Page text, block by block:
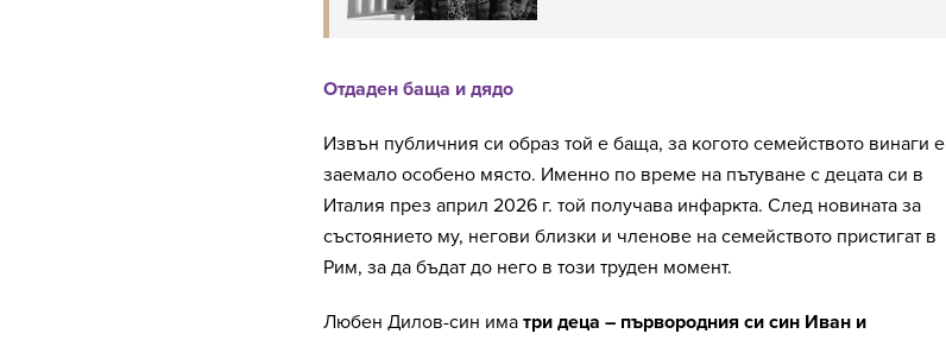
Отдаден баща и дядо
Извън публичния си образ той е баща, за когото семейството винаги е
заемало особено място. Именно по време на пътуване с децата си в
Италия през април 2026 г. той получава инфаркта. След новината за
състоянието му, негови близки и членове на семейството пристигат в
Рим, за да бъдат до него в този труден момент.
Любен Дилов-син има три деца – първородния си син Иван и